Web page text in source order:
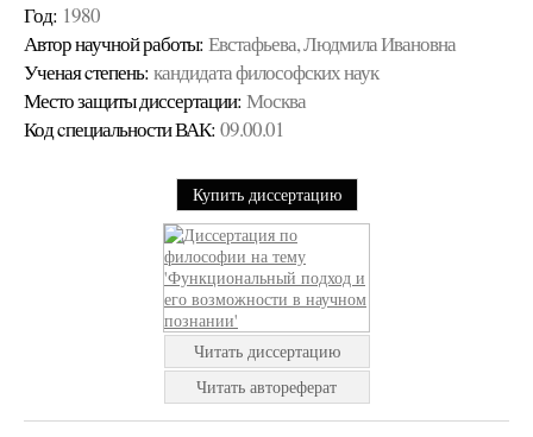
Год: 1980
Автор научной работы: Евстафьева, Людмила Ивановна
Ученая cтепень: кандидата философских наук
Место защиты диссертации: Москва
Код cпециальности ВАК: 09.00.01
Купить диссертацию
Читать диссертацию
Читать автореферат